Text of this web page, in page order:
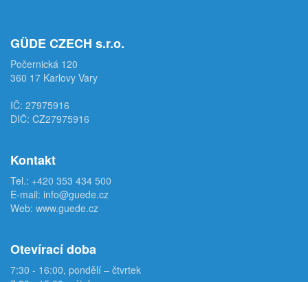
GÜDE CZECH s.r.o.
Počernická 120
360 17 Karlovy Vary
IČ: 27975916
DIČ: CZ27975916
Kontakt
Tel.: +420 353 434 500
E-mail: info@guede.cz
Web: www.guede.cz
Otevírací doba
7:30 - 16:00, pondělí – čtvrtek